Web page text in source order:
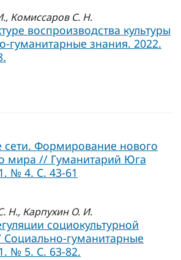
Комиссаров С. Н.
воспроизводства культуры
гуманитарные знания. 2022.
сети. Формирование нового
мира // Гуманитарий Юга
№ 4. С. 43-61
Н., Карпухин О. И.
социокультурной
гуманитарные
№ 5. С. 63-82.